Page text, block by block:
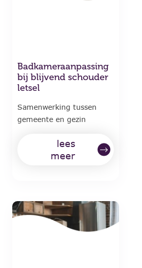
Badkameraanpassing
bij blijvend schouder
letsel
Samenwerking tussen
gemeente en gezin
lees
meer